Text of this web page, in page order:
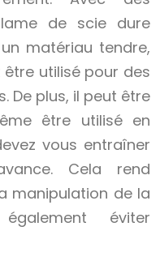
de scie dure
matériau tendre,
utilisé pour des
De plus, il peut être
être utilisé en
vous entraîner
Cela rend
manipulation de la
éviter